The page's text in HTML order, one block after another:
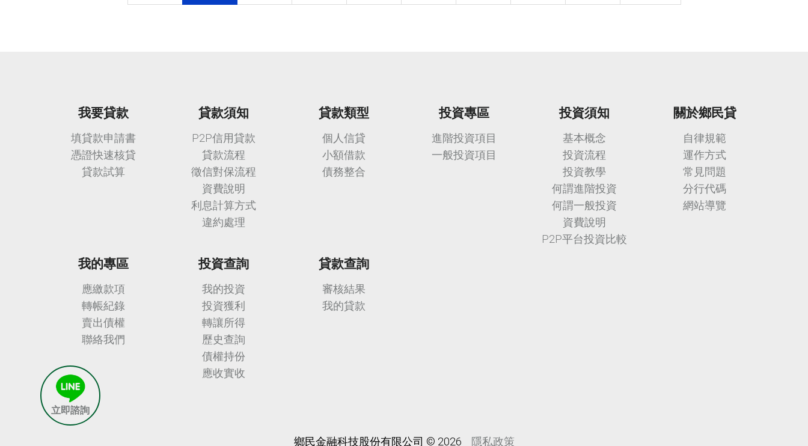
立即諮詢
我要貸款
填貸款申請書
憑證快速核貸
貸款試算
貸款須知
P2P信用貸款
貸款流程
徵信對保流程
資費說明
利息計算方式
違約處理
貸款類型
個人信貸
小額借款
債務整合
投資專區
進階投資項目
一般投資項目
投資須知
基本概念
投資流程
投資教學
何謂進階投資
何謂一般投資
資費說明
P2P平台投資比較
關於鄉民貸
自律規範
運作方式
常見問題
分行代碼
網站導覽
我的專區
應繳款項
轉帳紀錄
賣出債權
聯絡我們
投資查詢
我的投資
投資獲利
轉讓所得
歷史查詢
債權持份
應收實收
貸款查詢
審核結果
我的貸款
鄉民金融科技股份有限公司 © 2026 隱私政策